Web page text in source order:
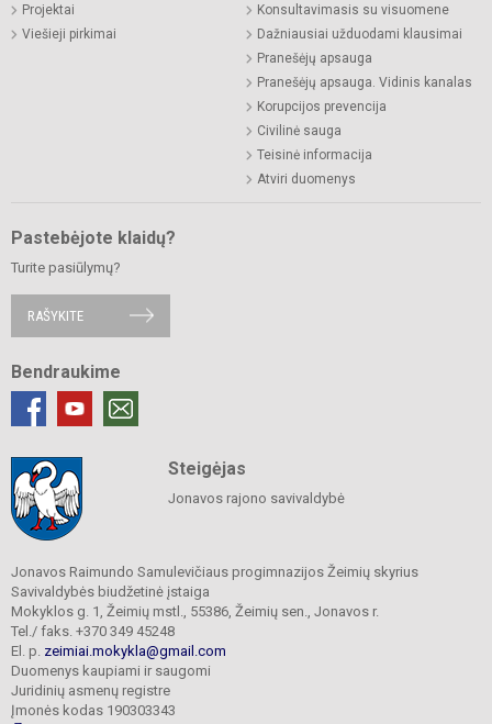
Projektai
Viešieji pirkimai
Konsultavimasis su visuomene
Dažniausiai užduodami klausimai
Pranešėjų apsauga
Pranešėjų apsauga. Vidinis kanalas
Korupcijos prevencija
Civilinė sauga
Teisinė informacija
Atviri duomenys
Pastebėjote klaidų?
Turite pasiūlymų?
RAŠYKITE
Bendraukime
Steigėjas
Jonavos rajono savivaldybė
Jonavos Raimundo Samulevičiaus progimnazijos Žeimių skyrius
Savivaldybės biudžetinė įstaiga
Mokyklos g. 1, Žeimių mstl., 55386, Žeimių sen., Jonavos r.
Tel./ faks. +370 349 45248
El. p. zeimiai.mokykla@gmail.com
Duomenys kaupiami ir saugomi
Juridinių asmenų registre
Įmonės kodas 190303343